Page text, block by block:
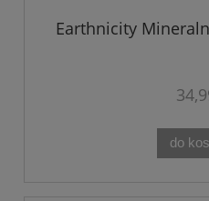
Earthnicity
do